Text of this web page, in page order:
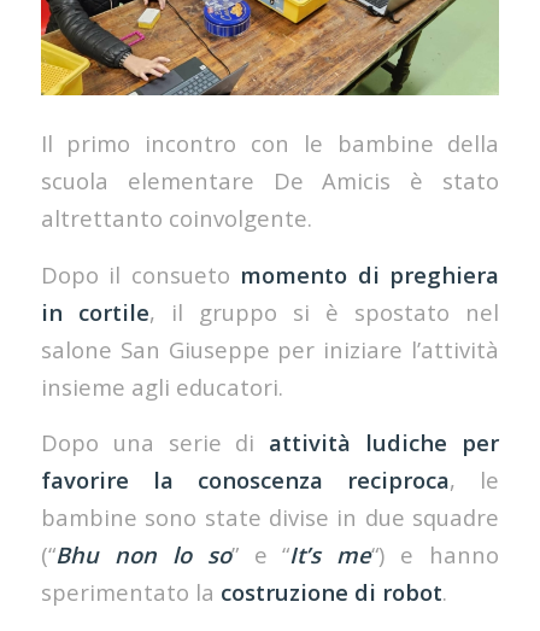
Il primo incontro con le bambine della
scuola elementare De Amicis è stato
altrettanto coinvolgente.
Dopo il consueto momento di preghiera
in cortile, il gruppo si è spostato nel
salone San Giuseppe per iniziare l’attività
insieme agli educatori.
Dopo una serie di attività ludiche per
favorire la conoscenza reciproca, le
bambine sono state divise in due squadre
(“Bhu non lo so” e “It’s me“) e hanno
sperimentato la costruzione di robot.